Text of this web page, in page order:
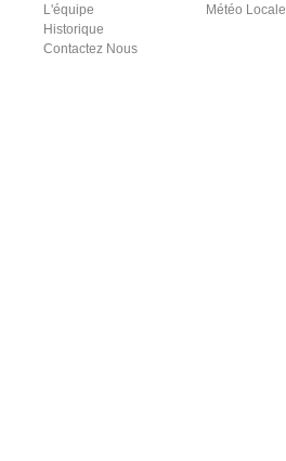
L'équipe
Historique
Contactez Nous
Météo Locale